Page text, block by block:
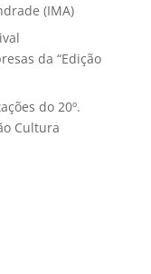
(IMA)
da “Edição
do 20º.
Cultura